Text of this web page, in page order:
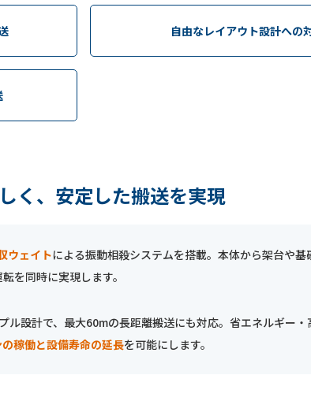
自由なレイアウト設計への
く、安定した搬送を実現
ウェイトによる振動相殺システムを搭載。本体から架台や基
を同時に実現します。
ル設計で、最大60mの長距離搬送にも対応。省エネルギー
稼働と設備寿命の延長を可能にします。